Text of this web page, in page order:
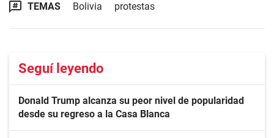
TEMAS Bolivia protestas
Seguí leyendo
Donald Trump alcanza su peor nivel de popularidad
desde su regreso a la Casa Blanca